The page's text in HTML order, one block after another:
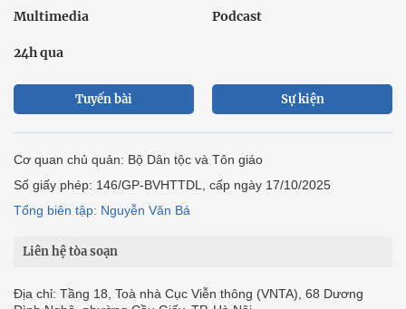
Cơ quan chủ quản: Bộ Dân tộc và Tôn giáo
Số giấy phép: 146/GP-BVHTTDL, cấp ngày 17/10/2025
Tổng biên tập: Nguyễn Văn Bá
Địa chỉ: Tầng 18, Toà nhà Cục Viễn thông (VNTA), 68 Dương
Đình Nghệ, phường Cầu Giấy, TP. Hà Nội.
Email: vietnamnet@vietnamnet.vn
© 1997 Báo VietNamNet. All rights reserved. Chỉ được phát hành
lại thông tin từ website này khi có sự đồng ý bằng văn bản của